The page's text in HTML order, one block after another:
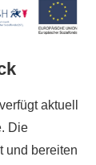
aktuell
Die
und bereiten